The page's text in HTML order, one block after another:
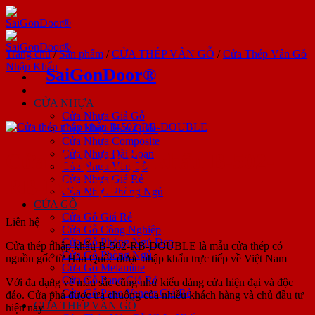
Bỏ
qua
nội
dung
SaiGonDoor®
CỬA NHỰA
Cửa Nhựa Giả Gỗ
Cửa Nhựa Hàn Quốc
Cửa Nhựa Composite
Cửa Nhựa Đài Loan
Cửa Nhựa Vân Gỗ
Cửa Nhựa Giá Rẻ
Cửa Nhựa Phòng Ngủ
CỬA GỖ
Cửa Gỗ Giá Rẻ
Cửa Gỗ Công Nghiệp
Cửa Gỗ Phòng Ngủ Đẹp
Cửa Gỗ Phòng Ngủ
Cửa Gỗ Melamine
Cửa Gỗ Pano Giá Rẻ
Cửa Gỗ Pano Veneer Giá Rẻ
CỬA THÉP VÂN GỖ
Trang chủ / Sản phẩm / CỬA THÉP VÂN GỖ / Cửa Thép Vân Gỗ
Nhập Khẩu
Cửa thép nhập khẩu B-502-
RB-DOUBLE
Liên hệ
Cửa thép nhập khẩu B-502-RB-DOUBLE là mẫu cửa thép có
nguồn gốc từ Hàn Quốc được nhập khẩu trực tiếp về Việt Nam
Với đa dạng về màu sắc cũng như kiểu dáng cửa hiện đại và độc
đáo. Cửa phá được ưa chuộng của nhiều khách hàng và chủ đầu tư
hiện nay